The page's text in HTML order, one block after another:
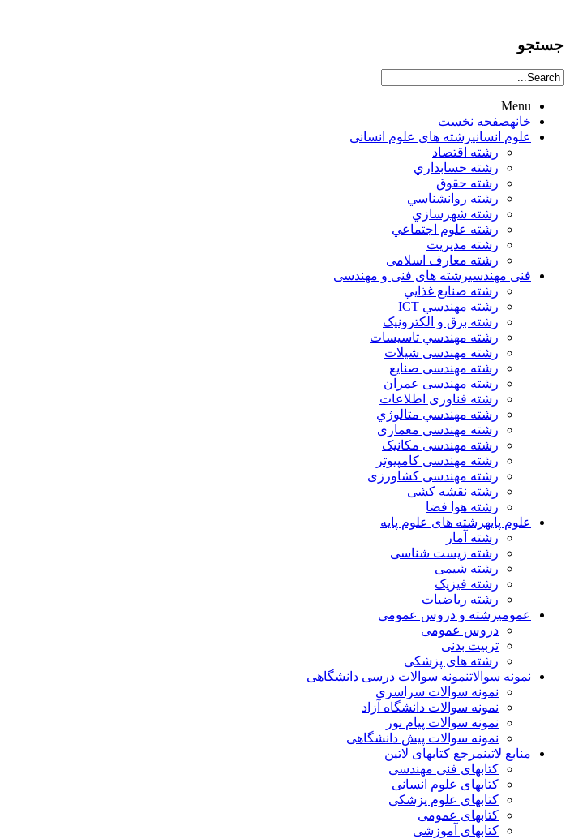
جستجو
Menu
خانهصفحه نخست
علوم انسانيرشته های علوم انسانی
رشته اقتصاد
رشته حسابداري
رشته حقوق
رشته روانشناسي
رشته شهرسازي
رشته علوم اجتماعي
رشته مديريت
رشته معارف اسلامی
فنی مهندسیرشته های فنی و مهندسی
رشته صنايع غذايي
رشته مهندسي ICT
رشته برق و الکترونيک
رشته مهندسي تاسيسات
رشته مهندسی شیلات
رشته مهندسی صنایع
رشته مهندسی عمران
رشته فناوری اطلاعات
رشته مهندسي متالوژي
رشته مهندسی معماری
رشته مهندسی مکانیک
رشته مهندسی کامپیوتر
رشته مهندسی کشاورزی
رشته نقشه کشی
رشته هوا فضا
علوم پایهرشته های علوم پایه
رشته آمار
رشته زیست شناسی
رشته شیمی
رشته فیزیک
رشته ریاضیات
عمومیرشته و دروس عمومی
دروس عمومی
تربیت بدنی
رشته های پزشکی
نمونه سوالاتنمونه سوالات درسی دانشگاهی
نمونه سوالات سراسری
نمونه سوالات دانشگاه آزاد
نمونه سوالات پیام نور
نمونه سوالات پیش دانشگاهی
منابع لاتینمرجع کتابهای لاتین
کتابهای فنی مهندسی
کتابهای علوم انسانی
کتابهای علوم پزشکی
کتابهای عمومی
کتابهای آموزشی